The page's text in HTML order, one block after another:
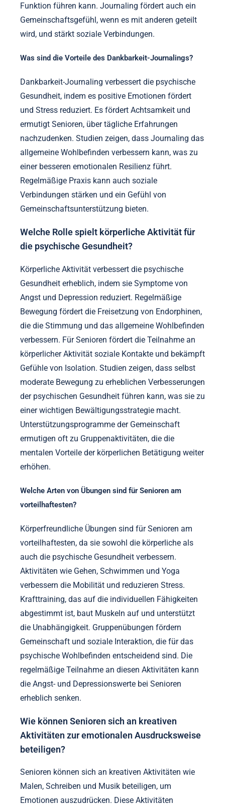
Funktion führen kann. Journaling fördert auch ein
Gemeinschaftsgefühl, wenn es mit anderen geteilt
wird, und stärkt soziale Verbindungen.
Was sind die Vorteile des Dankbarkeit-Journalings?
Dankbarkeit-Journaling verbessert die psychische
Gesundheit, indem es positive Emotionen fördert
und Stress reduziert. Es fördert Achtsamkeit und
ermutigt Senioren, über tägliche Erfahrungen
nachzudenken. Studien zeigen, dass Journaling das
allgemeine Wohlbefinden verbessern kann, was zu
einer besseren emotionalen Resilienz führt.
Regelmäßige Praxis kann auch soziale
Verbindungen stärken und ein Gefühl von
Gemeinschaftsunterstützung bieten.
Welche Rolle spielt körperliche Aktivität für
die psychische Gesundheit?
Körperliche Aktivität verbessert die psychische
Gesundheit erheblich, indem sie Symptome von
Angst und Depression reduziert. Regelmäßige
Bewegung fördert die Freisetzung von Endorphinen,
die die Stimmung und das allgemeine Wohlbefinden
verbessern. Für Senioren fördert die Teilnahme an
körperlicher Aktivität soziale Kontakte und bekämpft
Gefühle von Isolation. Studien zeigen, dass selbst
moderate Bewegung zu erheblichen Verbesserungen
der psychischen Gesundheit führen kann, was sie zu
einer wichtigen Bewältigungsstrategie macht.
Unterstützungsprogramme der Gemeinschaft
ermutigen oft zu Gruppenaktivitäten, die die
mentalen Vorteile der körperlichen Betätigung weiter
erhöhen.
Welche Arten von Übungen sind für Senioren am
vorteilhaftesten?
Körperfreundliche Übungen sind für Senioren am
vorteilhaftesten, da sie sowohl die körperliche als
auch die psychische Gesundheit verbessern.
Aktivitäten wie Gehen, Schwimmen und Yoga
verbessern die Mobilität und reduzieren Stress.
Krafttraining, das auf die individuellen Fähigkeiten
abgestimmt ist, baut Muskeln auf und unterstützt
die Unabhängigkeit. Gruppenübungen fördern
Gemeinschaft und soziale Interaktion, die für das
psychische Wohlbefinden entscheidend sind. Die
regelmäßige Teilnahme an diesen Aktivitäten kann
die Angst- und Depressionswerte bei Senioren
erheblich senken.
Wie können Senioren sich an kreativen
Aktivitäten zur emotionalen Ausdrucksweise
beteiligen?
Senioren können sich an kreativen Aktivitäten wie
Malen, Schreiben und Musik beteiligen, um
Emotionen auszudrücken. Diese Aktivitäten